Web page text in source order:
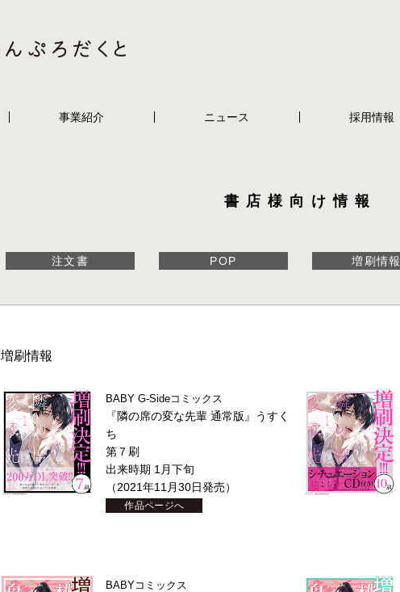
事業紹介 ニュース 採用情報
書店様向け情報
注文書 POP 増刷情報
増刷情報
BABY G-Sideコミックス
『隣の席の変な先輩 通常版』うすく
ち
第７刷
出来時期 1月下旬
（2021年11月30日発売）
作品ページへ
BABYコミックス